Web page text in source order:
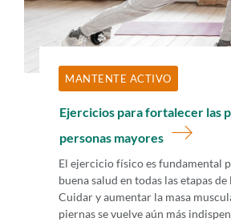
MANTENTE ACTIVO
Ejercicios para fortalecer las
personas mayores
El ejercicio físico es fundamental
buena salud en todas las etapas de
Cuidar y aumentar la masa
piernas se vuelve aún más